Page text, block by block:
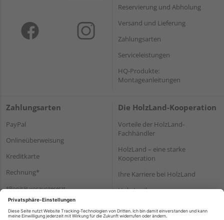
Reservierung und Abholung
Versand und Lieferung
Zahlungsarten
Serviceleistungen
HQ-Produkte:
Montageanleitungen
Zahlungsarten
PayPal
Onlineüberweisung
Kreditkarte
Rechnung*
*Bonität vorausgesetzt
Die HolzLand-Kooperation
Vorteile der HolzLand-
Fachhändler
HolzLand – eine starke
Kooperation
Ihre Karriere bei HolzLand
Holz-Lexikon